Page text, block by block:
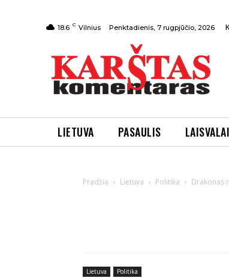
18.6 C Vilnius Penktadienis, 7 rugpjūčio, 2026
LIETUVA PASAULIS
Pradžia Lietuva Politika Drakonas
Lietuva Politika